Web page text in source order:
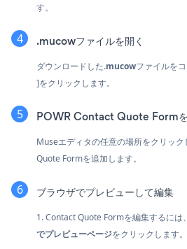
す。
.mucowファイルを開く
ダウンロードした.mucowファイルを
]をクリックします。
POWR Contact Quote Form
Museエディタの任意の場所をクリッ
Quote Formを追加します。
ブラウザでプレビューして編集
1. Contact Quote Formを編集するには、
でプレビューページをクリックします。